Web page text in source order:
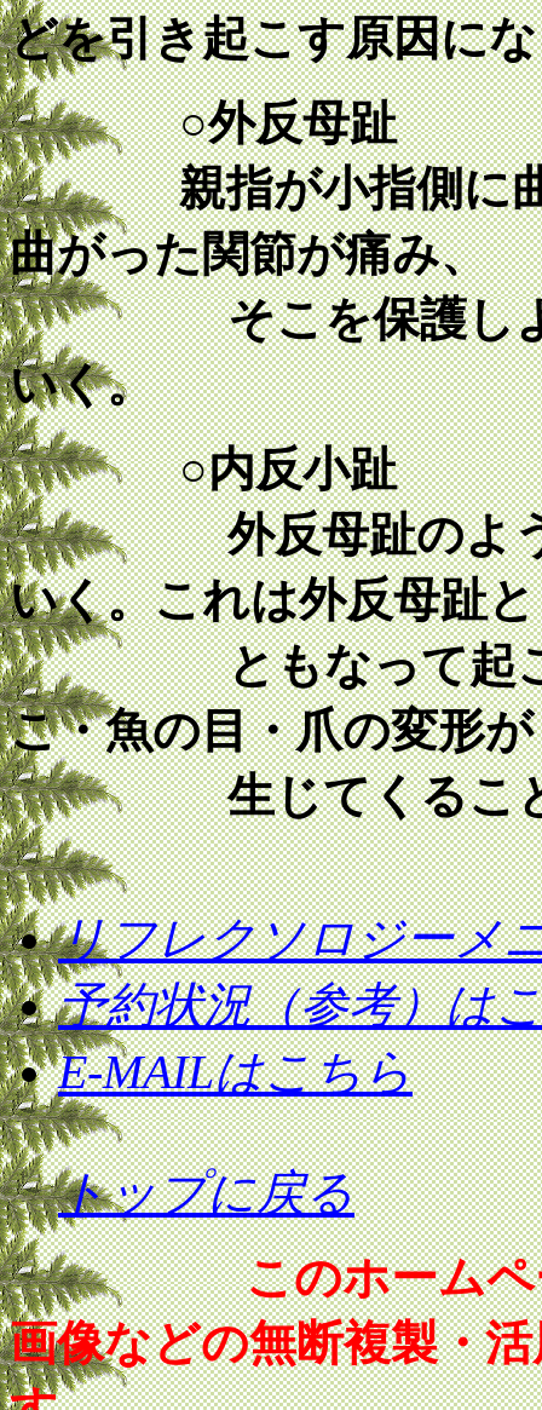
どを引き起こす原因に
○外反母趾
親指が小指側に
曲がった関節が痛み、
そこを保護しよう
いく。
○内反小趾
外反母趾のように
いく。これは外反母趾と
ともなって起こる
こ・魚の目・爪の変形が
生じてくること
リフレクソロジーメ
予約状況（参考）は
E-MAILはこちら
トップに戻る
このホーム
画像などの無断複製・